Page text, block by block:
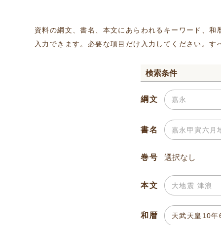
資料の綱文、書名、本文にあらわれるキーワード、
入力できます。必要な項目だけ入力してください。
検索条件
綱文
書名
巻号
本文
和暦